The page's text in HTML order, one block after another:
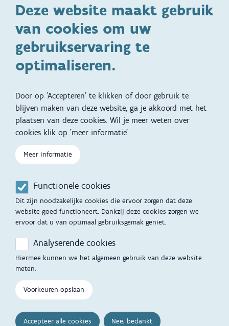
Deze website maakt gebruik
van cookies om uw
gebruikservaring te
optimaliseren.
Door op 'Accepteren' te klikken of door gebruik te
blijven maken van deze website, ga je akkoord met het
plaatsen van deze cookies. Wil je meer weten over
cookies klik op 'meer informatie'.
Meer informatie
Functionele cookies
Dit zijn noodzakelijke cookies die ervoor zorgen dat deze
website goed functioneert. Dankzij deze cookies zorgen we
ervoor dat u van optimaal gebruiksgemak geniet.
Analyserende cookies
Hiermee kunnen we het algemeen gebruik van deze website
meten.
Voorkeuren opslaan
Accepteer alle cookies Nee, bedankt
Ontwikkeling en gedrag
Specifieke
ondersteuningsbehoefte
Zwangerschap en geboorte
Slapen
Gezinsleven
Adoptie
Kinderwens
Voet
Kind en Gezin diensten
Aanbod tijdens de
zwangerschap
Opvoedingsondersteuning
Kinderopvang
Hulp en contact
Contactfomulier
Opgroeipunt
Veelgestelde vragen
Vertalingen
Mijn Opgroeien